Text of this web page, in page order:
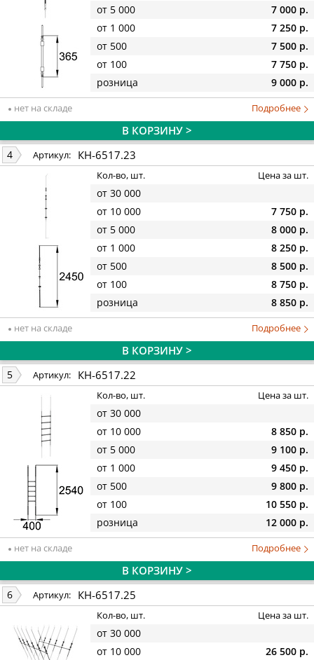
от 5 000
7 000 р.
от 1 000
7 250 р.
от 500
7 500 р.
от 100
7 750 р.
розница
9 000 р.
нет на складе Подробнее
В КОРЗИНУ >
4 Артикул: КН-6517.23
Кол-во, шт. Цена за шт.
от 30 000
от 10 000
7 750 р.
от 5 000
8 000 р.
от 1 000
8 250 р.
от 500
8 500 р.
от 100
8 750 р.
розница
8 850 р.
нет на складе Подробнее
В КОРЗИНУ >
5 Артикул: КН-6517.22
Кол-во, шт. Цена за шт.
от 30 000
от 10 000
8 850 р.
от 5 000
9 100 р.
от 1 000
9 450 р.
от 500
9 800 р.
от 100
10 550 р.
розница
12 000 р.
нет на складе Подробнее
В КОРЗИНУ >
6 Артикул: КН-6517.25
Кол-во, шт. Цена за шт.
от 30 000
от 10 000
26 500 р.